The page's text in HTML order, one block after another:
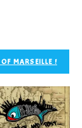
MARSEILLE !